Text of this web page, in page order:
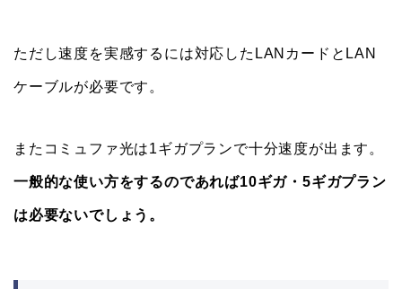
ただし速度を実感するには対応したLANカードとLAN
ケーブルが必要です。
またコミュファ光は1ギガプランで十分速度が出ます。
一般的な使い方をするのであれば10ギガ・5ギガプラン
は必要ないでしょう。